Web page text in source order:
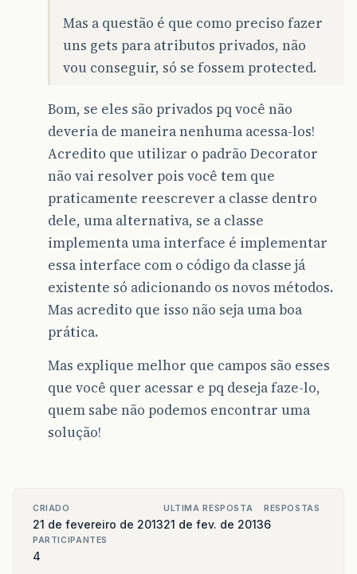
Mas a questão é que como preciso fazer
uns gets para atributos privados, não
vou conseguir, só se fossem protected.
Bom, se eles são privados pq você não
deveria de maneira nenhuma acessa-los!
Acredito que utilizar o padrão Decorator
não vai resolver pois você tem que
praticamente reescrever a classe dentro
dele, uma alternativa, se a classe
implementa uma interface é implementar
essa interface com o código da classe já
existente só adicionando os novos métodos.
Mas acredito que isso não seja uma boa
prática.
Mas explique melhor que campos são esses
que você quer acessar e pq deseja faze-lo,
quem sabe não podemos encontrar uma
solução!
CRIADO
21 de fevereiro de 2013
ULTIMA RESPOSTA
21 de fev. de 2013
RESPOSTAS
6
PARTICIPANTES
4